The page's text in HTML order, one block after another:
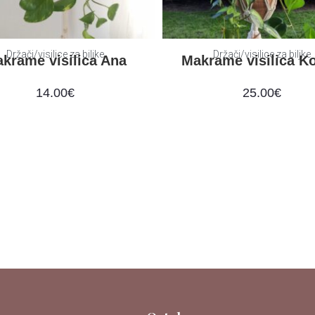
Držači/visilice za biljke
visilica Ana
14.00€
Držači/visilice za biljke
Makrame visilica
25.00€